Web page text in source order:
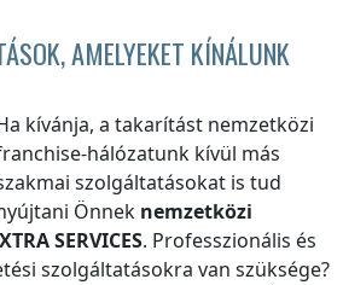
AMELYEKET KÍNÁLUNK
kívánja, a takarítást nemzetközi
hálózatunk kívül más
szolgáltatásokat is tud
Önnek nemzetközi
SERVICES. Professzionális és
szolgáltatásokra van szüksége?